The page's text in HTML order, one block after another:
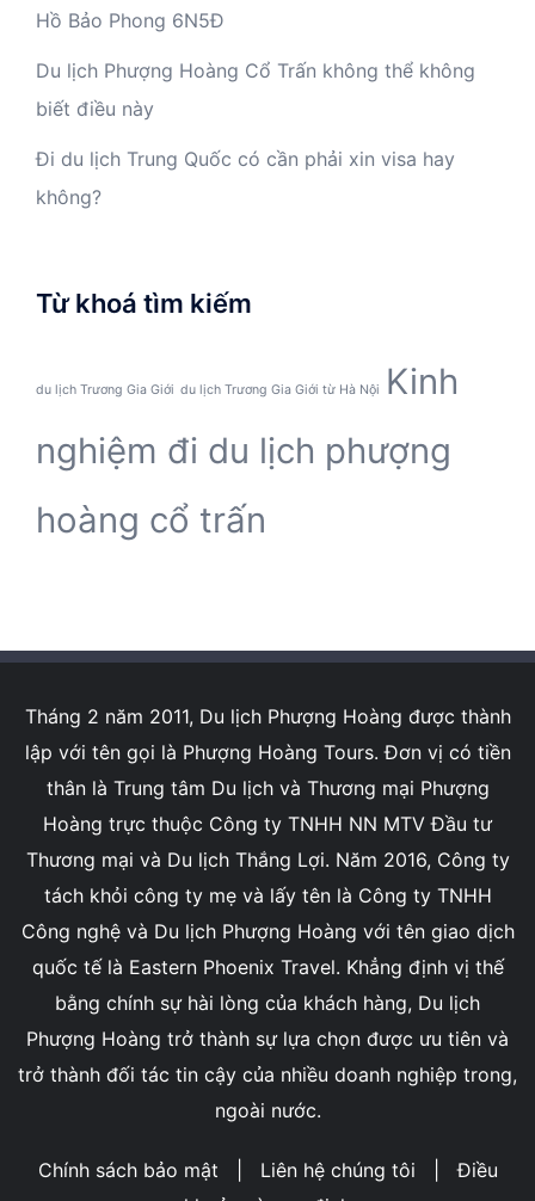
Hồ Bảo Phong 6N5Đ
Du lịch Phượng Hoàng Cổ Trấn không thể không
biết điều này
Đi du lịch Trung Quốc có cần phải xin visa hay
không?
Từ khoá tìm kiếm
du lịch Trương Gia Giới du lịch Trương Gia Giới từ Hà Nội
Kinh
nghiệm đi du lịch phượng
hoàng cổ trấn
Tháng 2 năm 2011, Du lịch Phượng Hoàng được thành
lập với tên gọi là Phượng Hoàng Tours. Đơn vị có tiền
thân là Trung tâm Du lịch và Thương mại Phượng
Hoàng trực thuộc Công ty TNHH NN MTV Đầu tư
Thương mại và Du lịch Thắng Lợi. Năm 2016, Công ty
tách khỏi công ty mẹ và lấy tên là Công ty TNHH
Công nghệ và Du lịch Phượng Hoàng với tên giao dịch
quốc tế là Eastern Phoenix Travel. Khẳng định vị thế
bằng chính sự hài lòng của khách hàng, Du lịch
Phượng Hoàng trở thành sự lựa chọn được ưu tiên và
trở thành đối tác tin cậy của nhiều doanh nghiệp trong,
ngoài nước.
Chính sách bảo mật Liên hệ chúng tôi |Điều